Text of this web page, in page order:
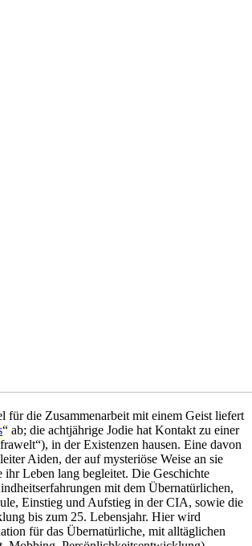
für die Zusammenarbeit mit einem Geist liefert
“ ab; die achtjährige Jodie hat Kontakt zu einer
in der Existenzen hausen. Eine davon
Aiden, der auf mysteriöse Weise an sie
ihr Leben lang begleitet. Die Geschichte
mit dem Übernatürlichen,
Einstieg und Aufstieg in der CIA, sowie die
bis zum 25. Lebensjahr. Hier wird
für das Übernatürliche, mit alltäglichen